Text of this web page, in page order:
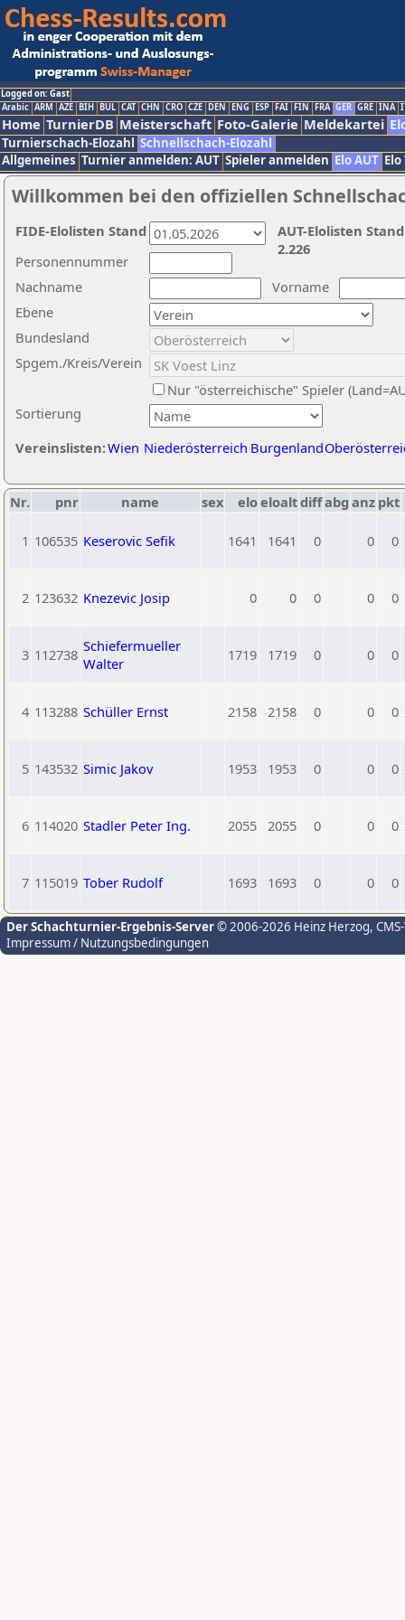
Logged on: Gast
Arabic ARM AZE BIH BUL CAT CHN CRO CZE DEN ENG ESP FAI FIN FRA GER GRE INA
Home TurnierDB Meisterschaft Foto-Galerie Meldekartei
Turnierschach-Elozahl Schnellschach-Elozahl
Allgemeines Turnier anmelden: AUT Spieler anmelden Elo AUT
Willkommen bei den offiziellen
Nachname
Vorname
Ebene
Sortierung
Personennummer
Bundesland
Spgem./Kreis/Verein
Nur "österreichische" Spieler
Vereinslisten:Wien Niederösterreich Burgenland
AUT-Elolisten
2.226
FIDE-Elolisten Stand
Nr. pnr name sex eloeloaltdiffabg anz pkt
1 106535 Keserovic Sefik 1641 1641 0 0 0
2 123632 Knezevic Josip 0 0 0 0 0
3 112738 Schiefermueller
Walter
1719 1719 0 0 0
4 113288 Schüller Ernst 2158 2158 0 0 0
5 143532 Simic Jakov 1953 1953 0 0 0
6 114020 Stadler Peter Ing. 2055 2055 0 0 0
7 115019 Tober Rudolf 1693 1693 0 0 0
Der Schachturnier-Ergebnis-Server© 2006-2026 Heinz Herzog,
Impressum / Nutzungsbedingungen